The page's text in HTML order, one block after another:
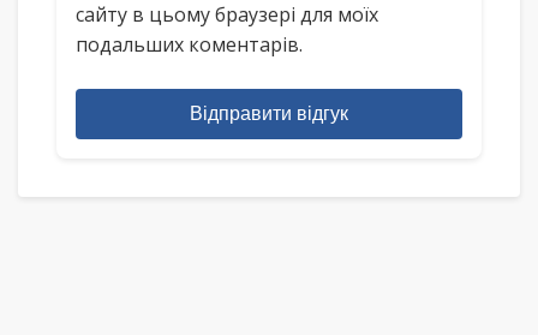
сайту в цьому браузері для моїх
подальших коментарів.
Відправити відгук